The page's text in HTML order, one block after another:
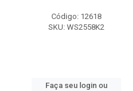
Código: 12618
SKU: WS2558K2
Faça seu login ou